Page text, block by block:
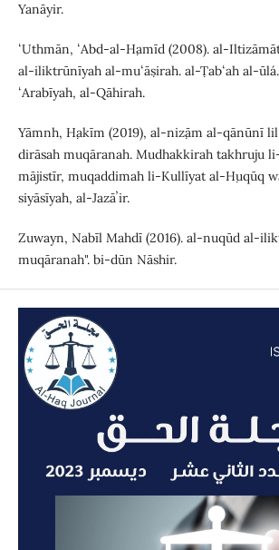
Yanāyir.
ʻUthmān, ʻAbd-al-Ḥamīd (2008). al-
al-iliktrūnīyah al-muʻāṣirah. al-Ṭabʻah al-
ʻArabīyah, al-Qāhirah.
Yāmnh, Ḥakīm (2019), al-niẓām al-qānūnī
dirāsah muqāranah. Mudhakkirah takhruju
mājistīr, muqaddimah li-Kullīyat al-Ḥuqūq
siyāsīyah, al-Jazāʼir.
Zuwayn, Nabīl Mahdī (2016). al-nuqūd al-
muqāranah". bi-dūn Nāshir.